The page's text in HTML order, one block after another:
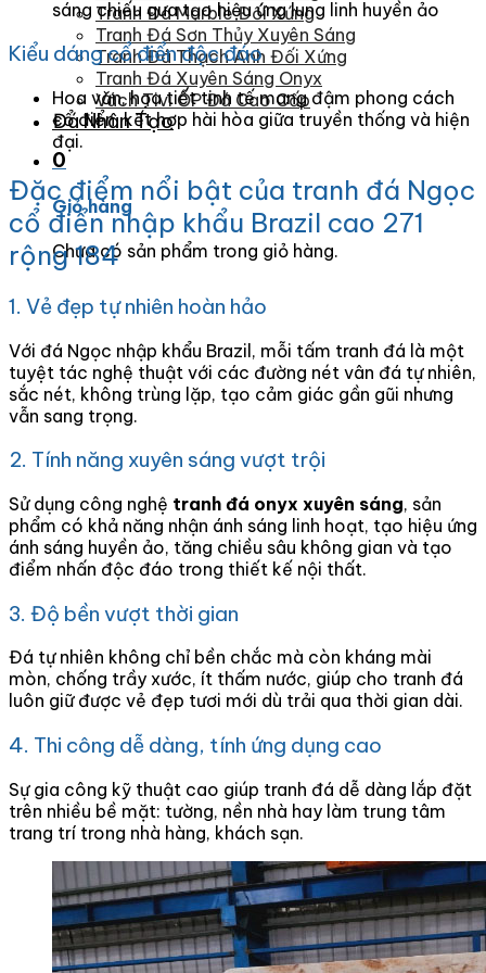
Tranh Đá Marble Đối Xứng
Tranh Đá Sơn Thủy Xuyên Sáng
Tranh Đá Thạch Anh Đối Xứng
Tranh Đá Xuyên Sáng Onyx
Vách Tivi ỐP Đá Cao Cấp
Đá Nhân Tạo
0
Giỏ hàng
Chưa có sản phẩm trong giỏ hàng.
sáng chiếu qua tạo hiệu ứng lung linh huyền ảo
Kiểu dáng cổ điển độc đáo
Hoa văn, họa tiết tinh tế mang đậm phong cách
cổ điển, kết hợp hài hòa giữa truyền thống và hiện
đại.
Đặc điểm nổi bật của tranh đá Ngọc
cổ điển nhập khẩu Brazil cao 271
rộng 184
1. Vẻ đẹp tự nhiên hoàn hảo
Với đá Ngọc nhập khẩu Brazil, mỗi tấm tranh đá là một
tuyệt tác nghệ thuật với các đường nét vân đá tự nhiên,
sắc nét, không trùng lặp, tạo cảm giác gần gũi nhưng
vẫn sang trọng.
2. Tính năng xuyên sáng vượt trội
Sử dụng công nghệ tranh đá onyx xuyên sáng, sản
phẩm có khả năng nhận ánh sáng linh hoạt, tạo hiệu ứng
ánh sáng huyền ảo, tăng chiều sâu không gian và tạo
điểm nhấn độc đáo trong thiết kế nội thất.
3. Độ bền vượt thời gian
Đá tự nhiên không chỉ bền chắc mà còn kháng mài
mòn, chống trầy xước, ít thấm nước, giúp cho tranh đá
luôn giữ được vẻ đẹp tươi mới dù trải qua thời gian dài.
4. Thi công dễ dàng, tính ứng dụng cao
Sự gia công kỹ thuật cao giúp tranh đá dễ dàng lắp đặt
trên nhiều bề mặt: tường, nền nhà hay làm trung tâm
trang trí trong nhà hàng, khách sạn.